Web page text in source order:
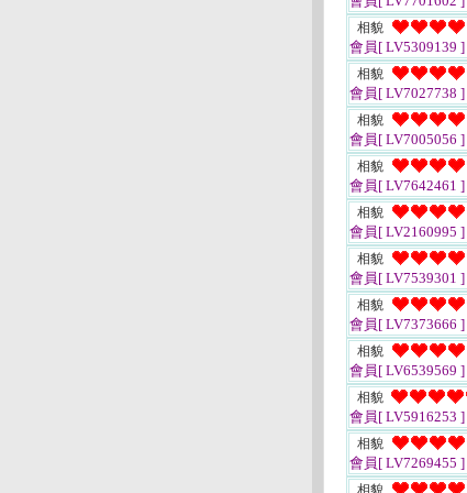
相貌
會員[ LV5309139 ]
相貌
會員[ LV7027738 ]
相貌
會員[ LV7005056 ]
相貌
會員[ LV7642461 ]
相貌
會員[ LV2160995 ]
相貌
會員[ LV7539301 ]
相貌
會員[ LV7373666 ]
相貌
會員[ LV6539569 ]
相貌
會員[ LV5916253 ]
相貌
會員[ LV7269455 ]
相貌